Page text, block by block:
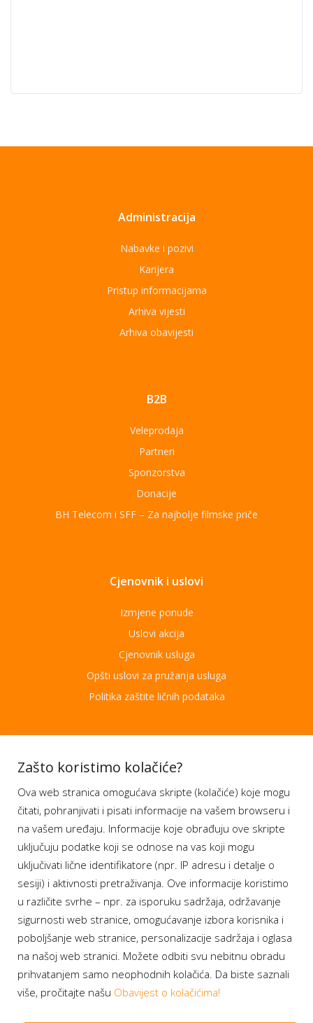
Administracija
Nabavke i pozivi
Karijera
Pristup informacijama
Arhiva vijesti
Arhiva obavijesti
B2B
Veleprodaja
Partneri
Sponzorstva
Donacije
BH Telecom i SFF – Za najbolje filmske priče
Cjenovnik i uslovi
Izmjene ponude
Uslovi akcija
Cjenovnik usluga
Opšti uslovi za pružanja usluga
Politika zaštite ličnih podataka
Aplikacije
Moj BH Telecom
Dostupnost usluga
Moja webTV
Aukcije BH Telecom
Program lojalnosti
Bonus plus
Prijava za newsletter
Zašto koristimo kolačiće?
Ova web stranica omogućava skripte (kolačiće) koje mogu
čitati, pohranjivati i pisati informacije na vašem browseru i
na vašem uređaju. Informacije koje obrađuju ove skripte
uključuju podatke koji se odnose na vas koji mogu
uključivati lične identifikatore (npr. IP adresu i detalje o
sesiji) i aktivnosti pretraživanja. Ove informacije koristimo
u različite svrhe – npr. za isporuku sadržaja, održavanje
sigurnosti web stranice, omogućavanje izbora korisnika i
poboljšanje web stranice, personalizacije sadržaja i oglasa
na našoj web stranici. Možete odbiti svu nebitnu obradu
prihvatanjem samo neophodnih kolačića. Da biste saznali
više, pročitajte našu Obavijest o kolačićima!